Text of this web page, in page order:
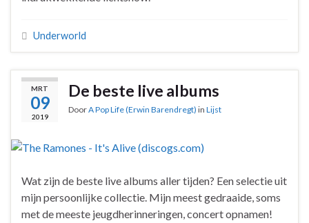
Underworld
MRT
09
2019
De beste live albums
DoorA Pop Life (Erwin Barendregt) in Lijst
Wat zijn de beste live albums aller tijden? Een selectie uit
mijn persoonlijke collectie. Mijn meest gedraaide, soms
met de meeste jeugdherinneringen, concert opnamen!